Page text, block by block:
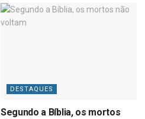
DESTAQUES
Segundo a Bíblia, os mortos